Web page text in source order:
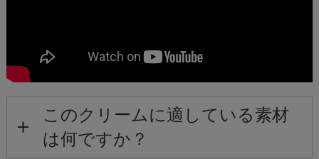
このクリームに適している素材
は何ですか？